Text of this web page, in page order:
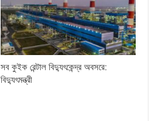
সব কুইক রেন্টাল বিদ্যুৎকেন্দ্র অবসরে:
বিদ্যুৎমন্ত্রী